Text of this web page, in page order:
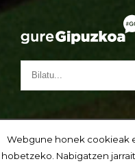
Webgune honek cookieak
hobetzeko. Nabigatzen